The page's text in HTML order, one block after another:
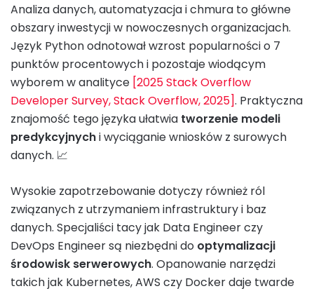
Analiza danych, automatyzacja i chmura to główne
obszary inwestycji w nowoczesnych organizacjach.
Język Python odnotował wzrost popularności o 7
punktów procentowych i pozostaje wiodącym
wyborem w analityce [2025 Stack Overflow
Developer Survey, Stack Overflow, 2025]. Praktyczna
znajomość tego języka ułatwia tworzenie modeli
predykcyjnychi wyciąganie wniosków z surowych
danych. 📈
Wysokie zapotrzebowanie dotyczy również ról
związanych z utrzymaniem infrastruktury i baz
danych. Specjaliści tacy jak Data Engineer czy
DevOps Engineer są niezbędni do optymalizacji
środowisk serwerowych. Opanowanie narzędzi
takich jak Kubernetes, AWS czy Docker daje twarde